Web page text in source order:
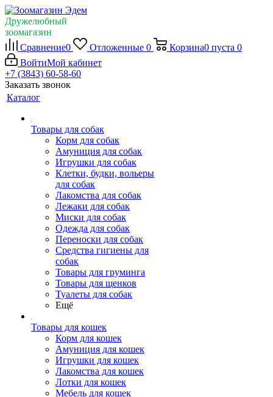
Дружелюбный
зоомагазин
Сравнение0 Отложенные 0 Корзина0 пуста 0
ВойтиМой кабинет
+7 (3843) 60-58-60
Заказать звонок
Каталог
Товары для собак
Корм для собак
Амуниция для собак
Игрушки для собак
Клетки, будки, вольеры
для собак
Лакомства для собак
Лежаки для собак
Миски для собак
Одежда для собак
Переноски для собак
Средства гигиены для
собак
Товары для груминга
Товары для щенков
Туалеты для собак
Ещё
Товары для кошек
Корм для кошек
Амуниция для кошек
Игрушки для кошек
Лакомства для кошек
Лотки для кошек
Мебель для кошек